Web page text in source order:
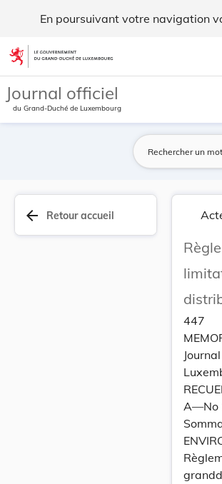
En poursuivant votre navigation
Aller au contenu
Journal officiel
du Grand-Duché de Luxembourg
arrow_back Retour accueil
447
A—No